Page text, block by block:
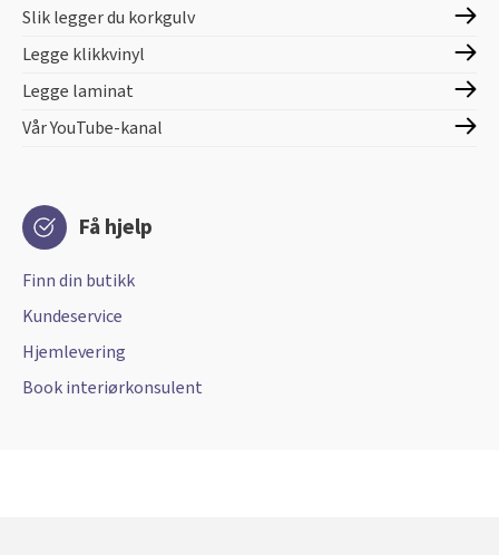
Slik legger du korkgulv
Legge klikkvinyl
Legge laminat
Vår YouTube-kanal
Få hjelp
Finn din butikk
Kundeservice
Hjemlevering
Book interiørkonsulent